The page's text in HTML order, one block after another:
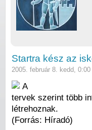
Startra kész az
2005. február 8. kedd, 0:00
A
tervek szerint több
létrehoznak.
(Forrás: Híradó)